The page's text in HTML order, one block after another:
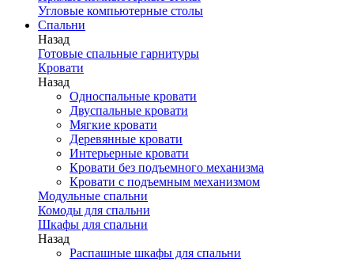
Угловые компьютерные столы
Спальни
Назад
Готовые спальные гарнитуры
Кровати
Назад
Односпальные кровати
Двуспальные кровати
Мягкие кровати
Деревянные кровати
Интерьерные кровати
Кровати без подъемного механизма
Кровати с подъемным механизмом
Модульные спальни
Комоды для спальни
Шкафы для спальни
Назад
Распашные шкафы для спальни